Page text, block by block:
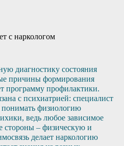
диагностику состояния
причины формирования
программу профилактики.
с психиатрией: специалист
понимать физиологию
ведь любое зависимое
стороны – физическую и
делает наркологию